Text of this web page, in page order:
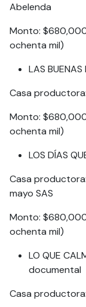
Abelenda
Monto:
ochenta mil)
LAS
Casa
Monto:
ochenta mil)
LOS DÍAS
Casa
mayo SAS
Monto:
ochenta mil)
LO QUE
documental
Casa